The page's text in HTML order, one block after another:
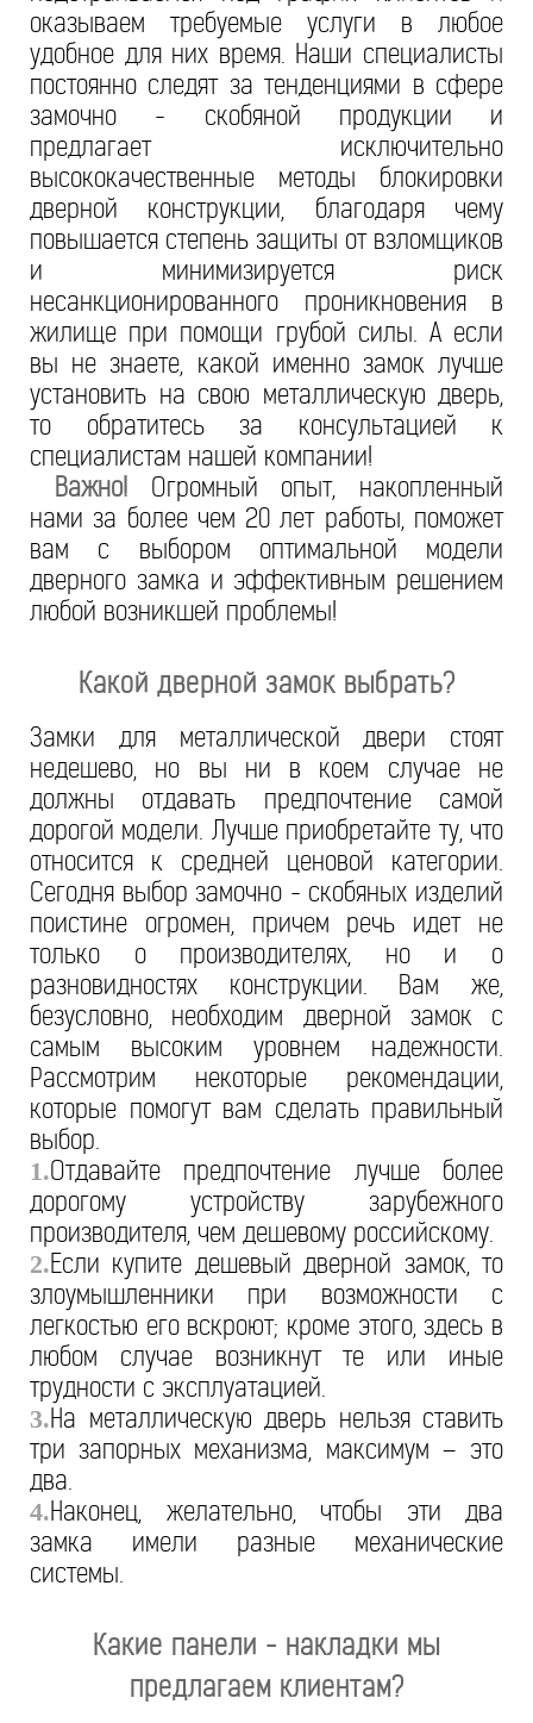
оказываем требуемые услуги в любое
удобное для них время. Наши специалисты
постоянно следят за тенденциями в сфере
замочно - скобяной продукции и
предлагает исключительно
высококачественные методы блокировки
дверной конструкции, благодаря чему
повышается степень защиты от взломщиков
и минимизируется риск
несанкционированного проникновения в
жилище при помощи грубой силы. А если
вы не знаете, какой именно замок лучше
установить на свою металлическую дверь,
то обратитесь за консультацией к
специалистам нашей компании!
Важно! Огромный опыт, накопленный
нами за более чем 20 лет работы, поможет
вам с выбором оптимальной модели
дверного замка и эффективным решением
любой возникшей проблемы!
Какой дверной замок выбрать?
Замки для металлической двери стоят
недешево, но вы ни в коем случае не
должны отдавать предпочтение самой
дорогой модели. Лучше приобретайте ту, что
относится к средней ценовой категории.
Сегодня выбор замочно - скобяных изделий
поистине огромен, причем речь идет не
только о производителях, но и о
разновидностях конструкции. Вам же,
безусловно, необходим дверной замок с
самым высоким уровнем надежности.
Рассмотрим некоторые рекомендации,
которые помогут вам сделать правильный
выбор.
1.Отдавайте предпочтение лучше более
дорогому устройству зарубежного
производителя, чем дешевому российскому.
2.Если купите дешевый дверной замок, то
злоумышленники при возможности с
легкостью его вскроют; кроме этого, здесь в
любом случае возникнут те или иные
трудности с эксплуатацией.
3.На металлическую дверь нельзя ставить
три запорных механизма, максимум – это
два.
4.Наконец, желательно, чтобы эти два
замка имели разные механические
системы.
Какие панели - накладки мы
предлагаем клиентам?